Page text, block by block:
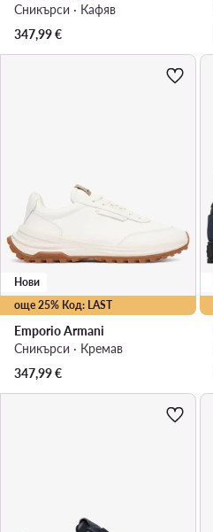
Сникърси · Кафяв
347,99€
още 25% Код: LAST
Нови
Emporio Armani
Сникърси · Кремав
347,99€